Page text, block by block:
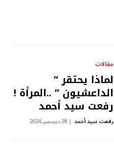
مقالات
لماذا يحتقر ”
الداعشيون ” ..المرأة !
رفعت سيد أحمد
رفعت سيد أحمد 28 ديسمبر,2024